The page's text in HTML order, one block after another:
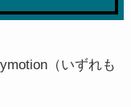
（いずれも